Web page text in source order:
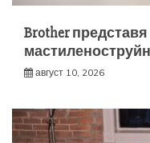
Brother
август 10, 2026